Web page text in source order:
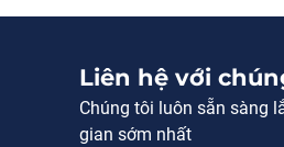
Liên hệ với
Chúng tôi luôn sẵn sàng
gian sớm nhất